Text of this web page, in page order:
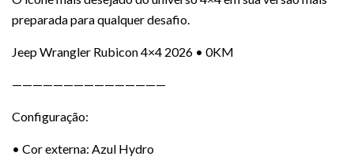
preparada para qualquer desafio.
Jeep Wrangler Rubicon 4×4 2026 • 0KM
———————————————
Configuração:
• Cor externa: Azul Hydro